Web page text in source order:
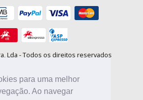
para uma melhor
Ao navegar
Lda - Todos os direitos reservados
E-mail: info@booki.pt
104 872(custo de chamada para a rede fixa